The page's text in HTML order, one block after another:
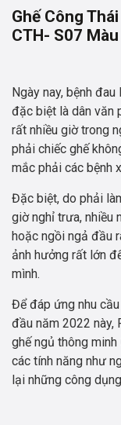
Ghế Công
CTH- S07
Ngày nay, bệnh
đặc biệt là dân văn
rất nhiều giờ trong
phải chiếc ghế
mắc phải các bệnh
Đặc biệt, do phải
giờ nghỉ trưa, nhiều
hoặc ngồi ngả đầu
ảnh hưởng rất lớn
mình.
Để đáp ứng nhu
đầu năm 2022 này,
ghế ngủ thông minh
các tính năng như
lại những công